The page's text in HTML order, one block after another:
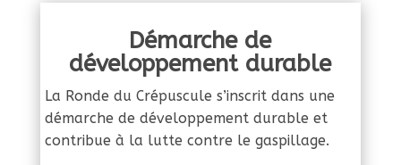
Démarche de
développement durable
La Ronde du Crépuscule s’inscrit dans une
démarche de développement durable et
contribue à la lutte contre le gaspillage.